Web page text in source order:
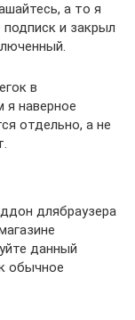
а то я
и закрыл
в
я наверное
отдельно, а не
длябраузера
данный
обычное